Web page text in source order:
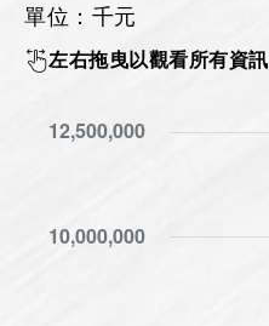
單位：千元
左右拖曳以觀看所有資訊